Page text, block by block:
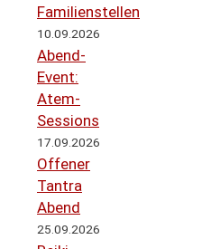
Familienstellen
10.09.2026
Abend-
Event:
Atem-
Sessions
17.09.2026
Offener
Tantra
Abend
25.09.2026